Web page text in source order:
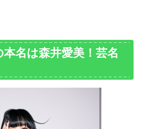
名は森井愛美！芸名